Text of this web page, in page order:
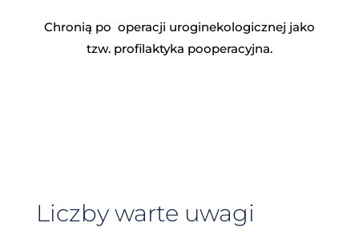
Chronią po operacji uroginekologicznej jako
tzw. profilaktyka pooperacyjna.
Liczby warte uwagi